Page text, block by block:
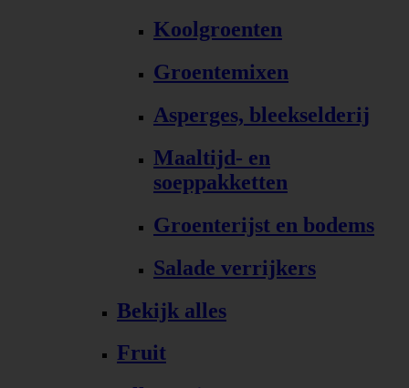
Koolgroenten
Groentemixen
Asperges, bleekselderij
Maaltijd- en
soeppakketten
Groenterijst en bodems
Salade verrijkers
Bekijk alles
Fruit